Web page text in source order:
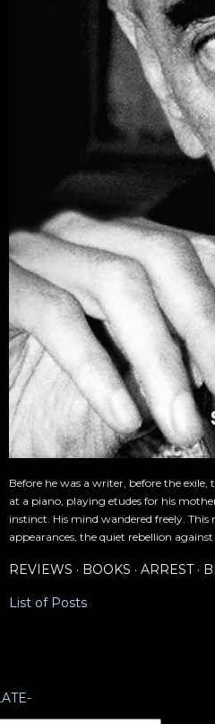
Before he was a writer, before the
at a piano, playing etudes for his
instinct. His mind wandered freely.
appearances, the quiet rebellion
REVIEWS BOOKS ARREST
List of Posts